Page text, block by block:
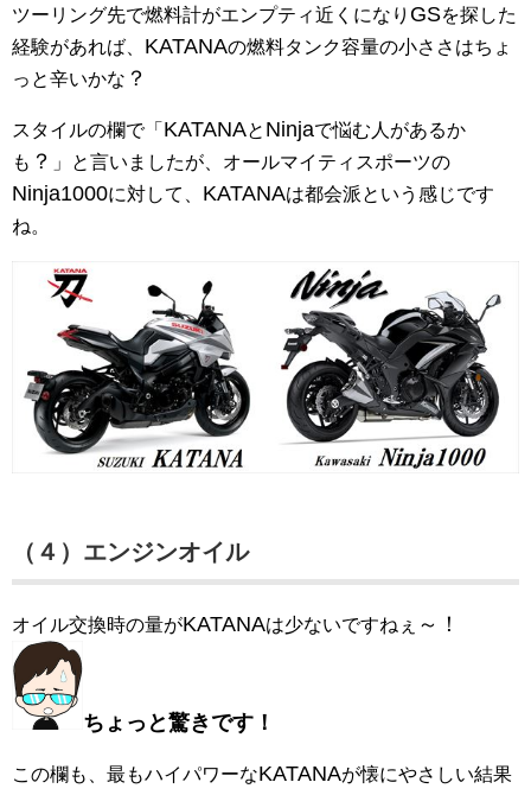
ツーリング先で燃料計がエンプティ近くになり GSを探した
経験があれば、 KATANAの燃料タンク容量の小ささはちょ
っと辛いかな ？
スタイルの欄で「 KATANAと Ninjaで悩む人があるか
も ？ 」と言いましたが、オールマイティスポーツの
Ninja1000に対して、 KATANAは都会派という感じです
ね。
（４）エンジンオイル
オイル交換時の量がKATANAは少ないですねぇ ～！
ちょっと驚きです ！
この欄も、最もハイパワーなKATANAが懐にやさしい結果